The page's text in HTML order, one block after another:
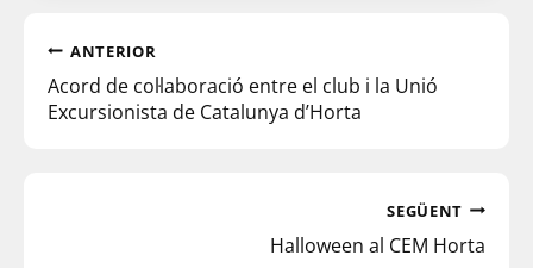
ANTERIOR
Acord de col·laboració entre el club i la Unió
Excursionista de Catalunya d’Horta
SEGÜENT
Halloween al CEM Horta